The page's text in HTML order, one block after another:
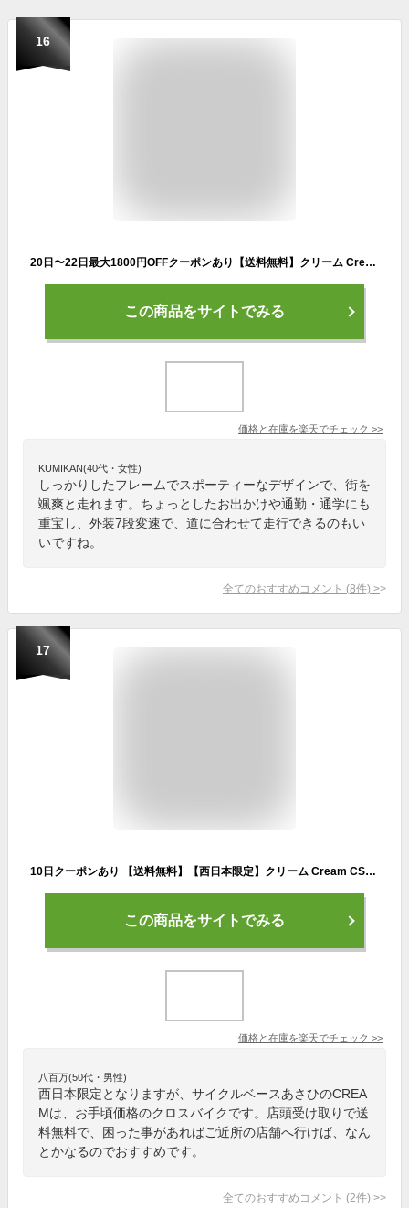
16
20日〜22日最大1800円OFFクーポンあり【送料無料】クリーム Cream Cross（クリーム クロス）BAA-Q クロスバイク 通勤 通学にイチオシの クロスバイク 自転車
この商品をサイトでみる
価格と在庫を楽天でチェック >>
KUMIKAN(40代・女性)
しっかりしたフレームでスポーティーなデザインで、街を
颯爽と走れます。ちょっとしたお出かけや通勤・通学にも
重宝し、外装7段変速で、道に合わせて走行できるのもい
いですね。
全てのおすすめコメント (8件) >
17
10日クーポンあり 【送料無料】【西日本限定】クリーム Cream CS（クリーム シーエス）-L 26インチ クロスバイク 自転車【CB2004】 10日クーポン利用で最大2000円OFF&ポイント最大26倍
この商品をサイトでみる
価格と在庫を楽天でチェック >>
八百万(50代・男性)
西日本限定となりますが、サイクルベースあさひのCREA
Mは、お手頃価格のクロスバイクです。店頭受け取りで送
料無料で、困った事があればご近所の店舗へ行けば、なん
とかなるのでおすすめです。
全てのおすすめコメント (2件) >